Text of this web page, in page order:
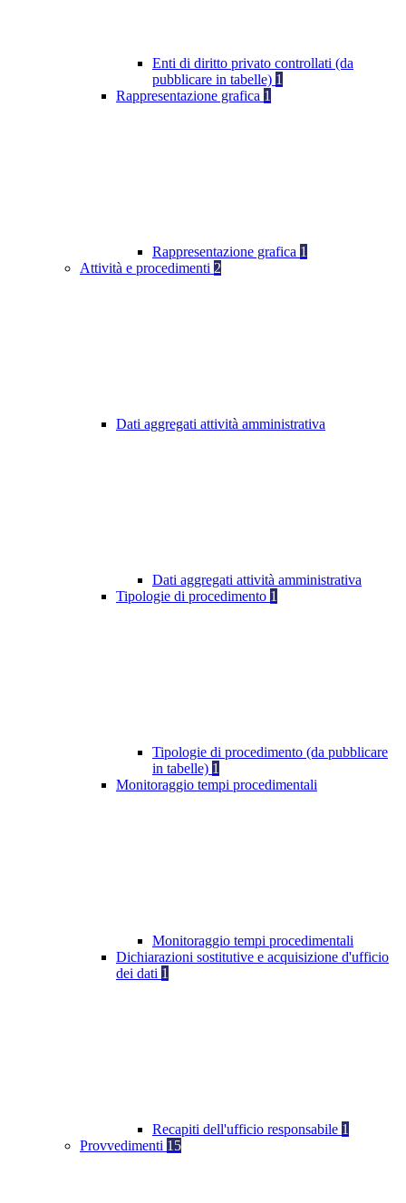
Enti di diritto privato controllati (da
pubblicare in tabelle) 1
Rappresentazione grafica 1
Rappresentazione grafica 1
Attività e procedimenti 2
Dati aggregati attività amministrativa
Dati aggregati attività amministrativa
Tipologie di procedimento 1
Tipologie di procedimento (da pubblicare
in tabelle) 1
Monitoraggio tempi procedimentali
Monitoraggio tempi procedimentali
Dichiarazioni sostitutive e acquisizione d'ufficio
dei dati 1
Recapiti dell'ufficio responsabile 1
Provvedimenti 15